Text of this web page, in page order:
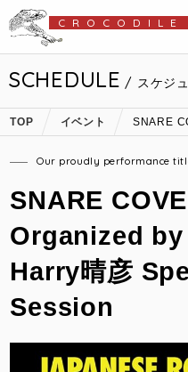
CROCODILE
SCHEDULE / スケジ
TOP イベント SNARE
Our proudly performance
SNARE
Organized by
Harry晴彦
Session